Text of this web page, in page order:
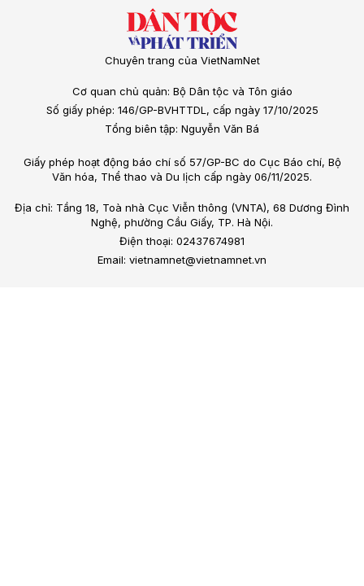
Chuyên trang của VietNamNet
Cơ quan chủ quản: Bộ Dân tộc và Tôn giáo
Số giấy phép: 146/GP-BVHTTDL, cấp ngày 17/10/2025
Tổng biên tập: Nguyễn Văn Bá
Giấy phép hoạt động báo chí số 57/GP-BC do Cục Báo chí, Bộ
Văn hóa, Thể thao và Du lịch cấp ngày 06/11/2025.
Địa chỉ: Tầng 18, Toà nhà Cục Viễn thông (VNTA), 68 Dương Đình
Nghệ, phường Cầu Giấy, TP. Hà Nội.
Điện thoại: 02437674981
Email: vietnamnet@vietnamnet.vn